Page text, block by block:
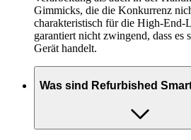
Gimmicks, die die Konkurrenz
charakteristisch für die High-End-
garantiert nicht zwingend, dass es
Gerät handelt.
Was sind Refurbished